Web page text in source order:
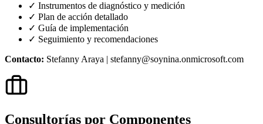
✓ Instrumentos de diagnóstico y medición
✓ Plan de acción detallado
✓ Guía de implementación
✓ Seguimiento y recomendaciones
Contacto: Stefanny Araya | stefanny@soynina.onmicrosoft.com
Consultorías por Componentes